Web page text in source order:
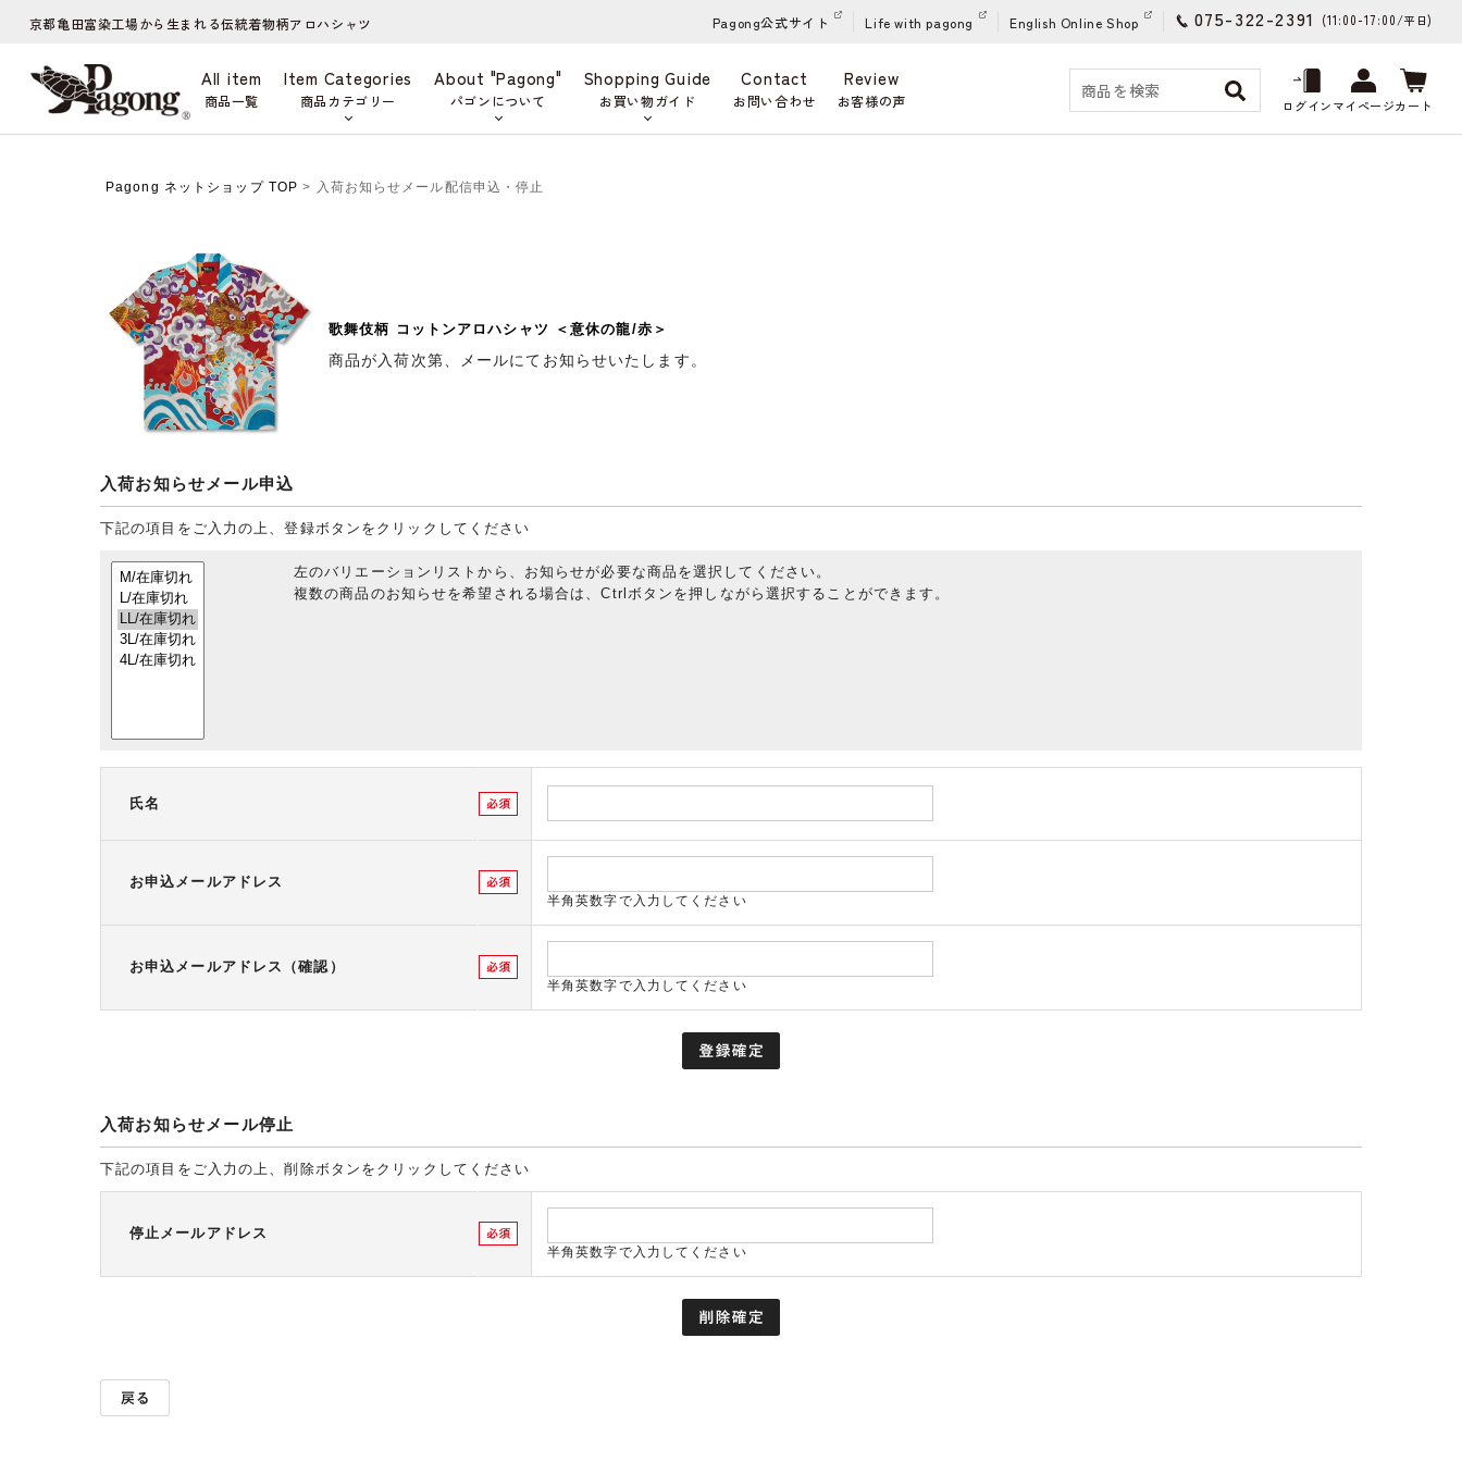
京都亀田富染工場から生まれる伝統着物柄アロハシャツ Pagong公式サイト Life with pagong English Online Shop 075-322-2391 (11:00-17:00/平日)
All item
商品一覧
Item Categories
商品カテゴリー
About "Pagong"
パゴンについて
Shopping Guide
お買い物ガイド
Contact
お問い合わせ
Review
お客様の声 ログインマイページカート
Pagong ネットショップ TOP > 入荷お知らせメール配信申込・停止
歌舞伎柄 コットンアロハシャツ ＜意休の龍/赤＞
商品が入荷次第、メールにてお知らせいたします。
入荷お知らせメール申込
下記の項目をご入力の上、登録ボタンをクリックしてください
左のバリエーションリストから、お知らせが必要な商品を選択してください。
複数の商品のお知らせを希望される場合は、Ctrlボタンを押しながら選択することができます。
氏名
お申込メールアドレス
半角英数字で入力してください
お申込メールアドレス（確認）
半角英数字で入力してください
入荷お知らせメール停止
下記の項目をご入力の上、削除ボタンをクリックしてください
停止メールアドレス
半角英数字で入力してください